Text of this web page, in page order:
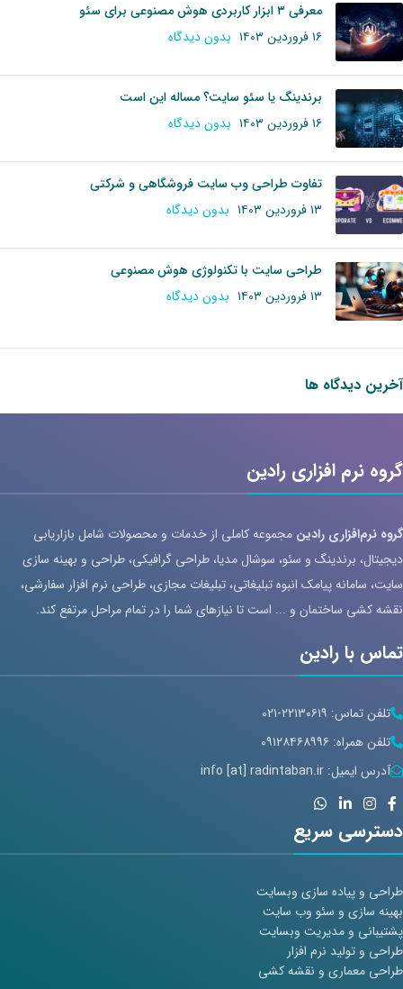
معرفی ۳ ابزار کاربردی هوش مصنوعی برای سئو
۱۶ فروردین ۱۴۰۳
بدون دیدگاه
برندینگ یا سئو سایت؟ مساله این است
۱۶ فروردین ۱۴۰۳
بدون دیدگاه
تفاوت طراحی وب سایت فروشگاهی و شرکتی
۱۳ فروردین ۱۴۰۳
بدون دیدگاه
طراحی سایت با تکنولوژی هوش مصنوعی
۱۳ فروردین ۱۴۰۳
بدون دیدگاه
آخرین دیدگاه ها
گروه نرم افزاری رادین
گروه نرم‌افزاری رادین مجموعه کاملی از خدمات و محصولات شامل بازاریابی
دیجیتال، برندینگ و سئو، سوشال مدیا، طراحی گرافیکی، طراحی و بهینه سازی
سایت، سامانه پیامک انبوه تبلیغاتی، تبلیغات مجازی، طراحی نرم افزار سفارشی،
نقشه کشی ساختمان و ... است تا نیازهای شما را در تمام مراحل مرتفع کند.
تماس با رادین
تلفن تماس: ۲۲۱۳۰۶۱۹-۰۲۱
تلفن همراه: ۰۹۱۲۸۴۶۸۹۹۶
آدرس ایمیل: info [at] radintaban.ir
دسترسی سریع
طراحی و پیاده سازی وبسایت
بهینه سازی و سئو وب سایت
پشتیبانی و مدیریت وبسایت
طراحی و تولید نرم افزار
طراحی معماری و نقشه کشی